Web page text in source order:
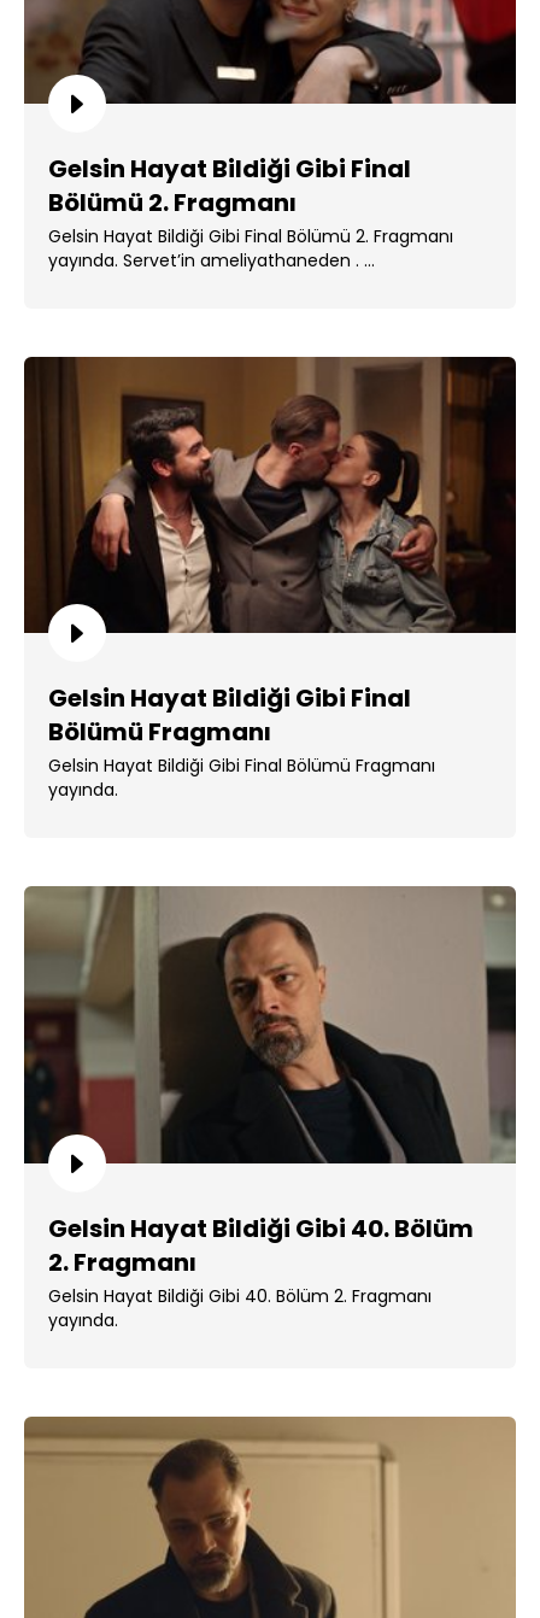
Gelsin Hayat Bildiği Gibi Final
Bölümü 2. Fragmanı
Gelsin Hayat Bildiği Gibi Final Bölümü 2. Fragmanı
yayında. Servet’in ameliyathaneden . ...
Gelsin Hayat Bildiği Gibi Final
Bölümü Fragmanı
Gelsin Hayat Bildiği Gibi Final Bölümü Fragmanı
yayında.
Gelsin Hayat Bildiği Gibi 40. Bölüm
2. Fragmanı
Gelsin Hayat Bildiği Gibi 40. Bölüm 2. Fragmanı
yayında.